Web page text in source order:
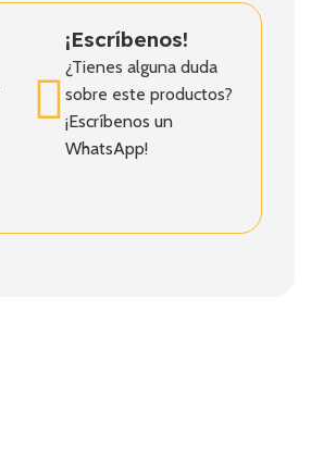
¡Escríbenos!
¿Tienes alguna duda
sobre este productos?
¡Escríbenos un
WhatsApp!